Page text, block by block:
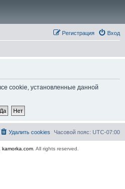
Вход
Регистрация
cookie, установленные данной
Часовой пояс: UTC-07:00
Удалить cookies
kamorka.com. All rights reserved.